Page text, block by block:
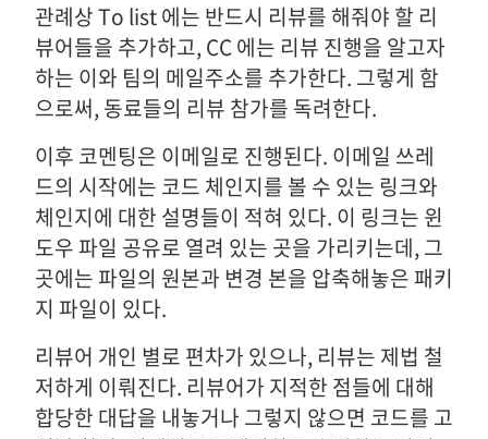
관례상 To list 에는 반드시 리뷰를 해줘야 할 리
뷰어들을 추가하고, CC 에는 리뷰 진행을 알고자
하는 이와 팀의 메일주소를 추가한다. 그렇게 함
으로써, 동료들의 리뷰 참가를 독려한다.
이후 코멘팅은 이메일로 진행된다. 이메일 쓰레
드의 시작에는 코드 체인지를 볼 수 있는 링크와
체인지에 대한 설명들이 적혀 있다. 이 링크는 윈
도우 파일 공유로 열려 있는 곳을 가리키는데, 그
곳에는 파일의 원본과 변경 본을 압축해놓은 패키
지 파일이 있다.
리뷰어 개인 별로 편차가 있으나, 리뷰는 제법 철
저하게 이뤄진다. 리뷰어가 지적한 점들에 대해
합당한 대답을 내놓거나 그렇지 않으면 코드를 고